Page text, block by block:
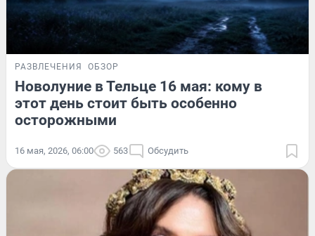
РАЗВЛЕЧЕНИЯ ОБЗОР
Новолуние в Тельце 16 мая: кому в
этот день стоит быть особенно
осторожными
16 мая, 2026, 06:00 563 Обсудить